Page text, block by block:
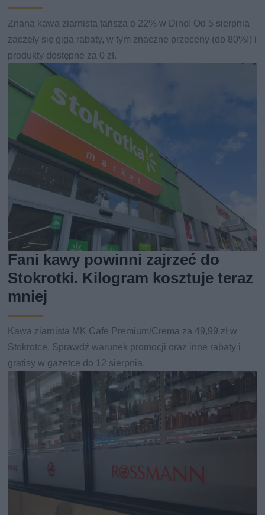
Znana kawa ziarnista tańsza o 22% w Dino! Od 5 sierpnia
zaczęły się giga rabaty, w tym znaczne przeceny (do 80%!) i
produkty dostępne za 0 zł.
Fani kawy powinni zajrzeć do
Stokrotki. Kilogram kosztuje teraz
mniej
Kawa ziarnista MK Cafe Premium/Crema za 49,99 zł w
Stokrotce. Sprawdź warunek promocji oraz inne rabaty i
gratisy w gazetce do 12 sierpnia.